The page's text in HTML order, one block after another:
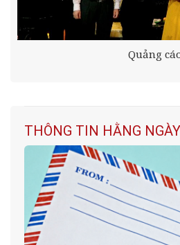
Quảng
THÔNG TIN HẰNG NGÀY